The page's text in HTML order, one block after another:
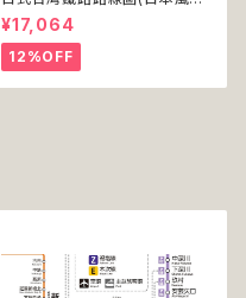
湾鉄道路線図)(デジタル版／PR
O-NC)
¥17,064
12%OFF